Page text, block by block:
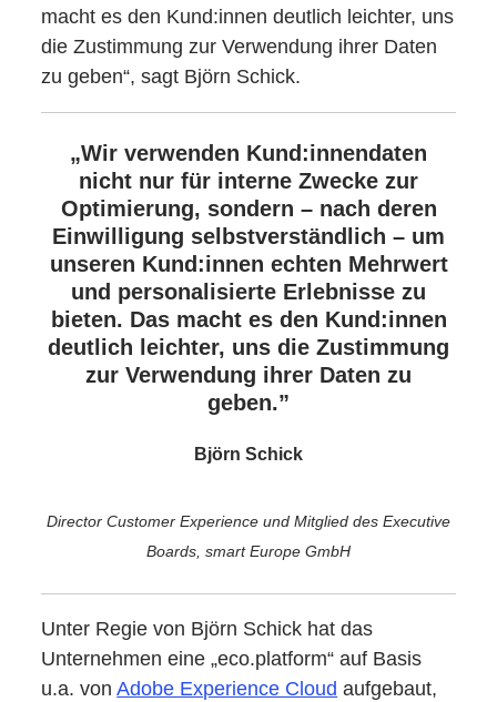
macht es den Kund:innen deutlich leichter, uns
die Zustimmung zur Verwendung ihrer Daten
zu geben“, sagt Björn Schick.
„Wir verwenden Kund:innendaten
nicht nur für interne Zwecke zur
Optimierung, sondern – nach deren
Einwilligung selbstverständlich – um
unseren Kund:innen echten Mehrwert
und personalisierte Erlebnisse zu
bieten. Das macht es den Kund:innen
deutlich leichter, uns die Zustimmung
zur Verwendung ihrer Daten zu
geben.”
Björn Schick
Director Customer Experience und Mitglied des Executive
Boards, smart Europe GmbH
Unter Regie von Björn Schick hat das
Unternehmen eine „eco.platform“ auf Basis
u.a. vonAdobe Experience Cloud aufgebaut,